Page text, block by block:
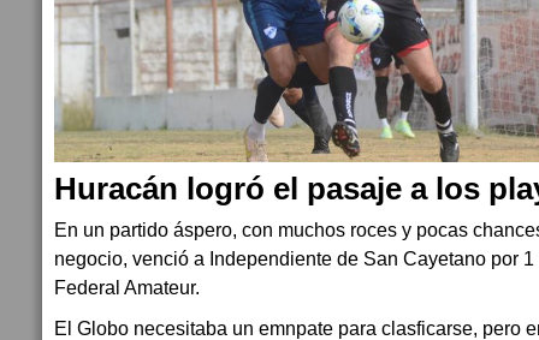
Huracán logró el pasaje a los
En un partido áspero, con muchos roces y pocas
negocio, venció a Independiente de San Cayetano por
Federal Amateur.
El Globo necesitaba un emnpate para clasficarse, pero